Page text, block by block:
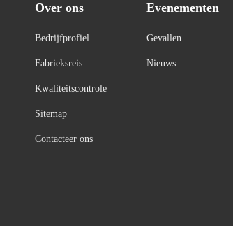
Over ons
Bedrijfprofiel
Fabrieksreis
Kwaliteitscontrole
Sitemap
Contacteer ons
Evenementen
Gevallen
Nieuws